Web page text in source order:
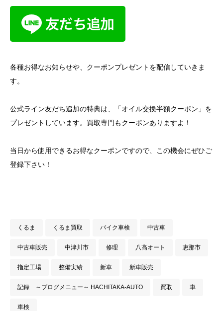
各種お得なお知らせや、クーポンプレゼントを配信していきま
す。
公式ライン友だち追加の特典は、「オイル交換半額クーポン」を
プレゼントしています。買取専門もクーポンありますよ！
当日から使用できるお得なクーポンですので、この機会にぜひご
登録下さい！
くるま くるま買取 バイク車検 中古車
中古車販売 中津川市 修理 八高オート 恵那市
指定工場 整備実績 新車 新車販売
記録 ～ブログメニュー～ HACHITAKA-AUTO 買取 車
車検